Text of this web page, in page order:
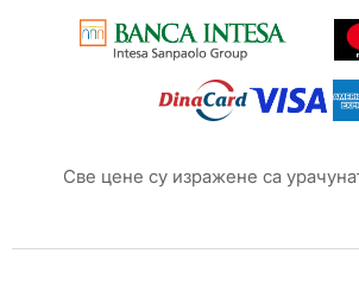
Све цене су изражене са